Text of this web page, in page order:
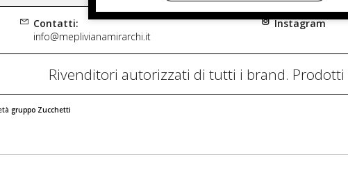
Contatti:
info@meplivianamirarchi.it
Instagram
Rivenditori autorizzati di tutti i brand.
gruppo Zucchetti